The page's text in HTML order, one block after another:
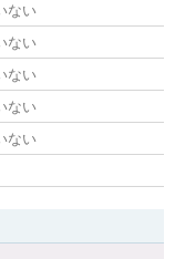
ない
ない
ない
ない
ない